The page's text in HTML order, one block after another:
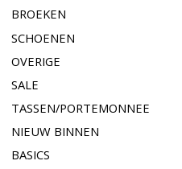
BROEKEN
SCHOENEN
OVERIGE
SALE
TASSEN/PORTEMONNEE
NIEUW BINNEN
BASICS